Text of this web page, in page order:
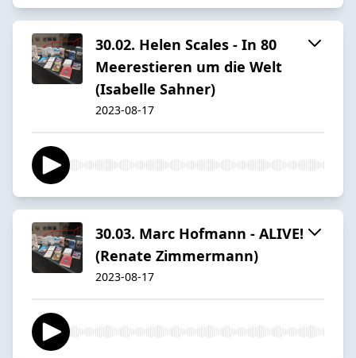
30.02. Helen Scales - In 80
Meerestieren um die Welt
(Isabelle Sahner)
2023-08-17
30.03. Marc Hofmann - ALIVE!
(Renate Zimmermann)
2023-08-17